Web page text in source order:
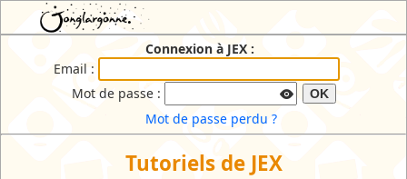
JEX : Jonglargonne EXtranet
Connexion à JEX :
Email :
Mot de passe :
OK
Mot de passe perdu ?
Tutoriels de JEX